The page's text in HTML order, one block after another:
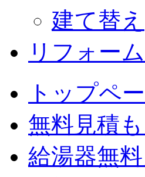
建て替え
リフォー
トップペ
無料見積も
給湯器無